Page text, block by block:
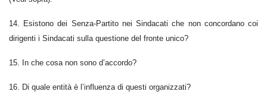
14. Esistono dei Senza-Partito nei Sindacati che non concordano coi
dirigenti i Sindacati sulla questione del fronte unico?
15. In che cosa non sono d’accordo?
16. Di quale entità è l’influenza di questi organizzati?